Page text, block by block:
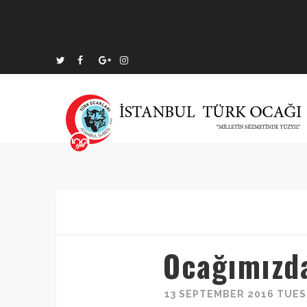
13 SEPTEMBER 2016